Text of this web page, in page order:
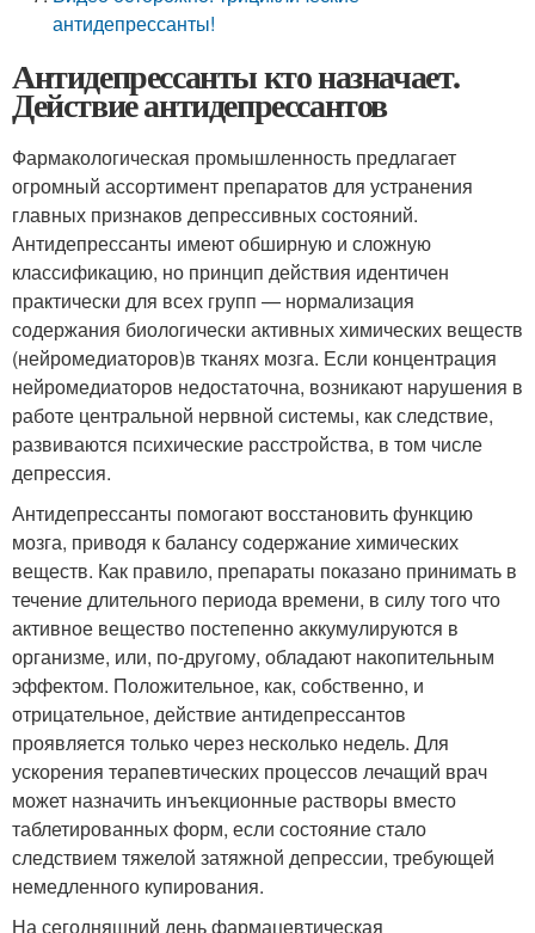
антидепрессанты!
Антидепрессанты кто назначает.
Действие антидепрессантов
Фармакологическая промышленность предлагает
огромный ассортимент препаратов для устранения
главных признаков депрессивных состояний.
Антидепрессанты имеют обширную и сложную
классификацию, но принцип действия идентичен
практически для всех групп — нормализация
содержания биологически активных химических веществ
(нейромедиаторов)в тканях мозга. Если концентрация
нейромедиаторов недостаточна, возникают нарушения в
работе центральной нервной системы, как следствие,
развиваются психические расстройства, в том числе
депрессия.
Антидепрессанты помогают восстановить функцию
мозга, приводя к балансу содержание химических
веществ. Как правило, препараты показано принимать в
течение длительного периода времени, в силу того что
активное вещество постепенно аккумулируются в
организме, или, по-другому, обладают накопительным
эффектом. Положительное, как, собственно, и
отрицательное, действие антидепрессантов
проявляется только через несколько недель. Для
ускорения терапевтических процессов лечащий врач
может назначить инъекционные растворы вместо
таблетированных форм, если состояние стало
следствием тяжелой затяжной депрессии, требующей
немедленного купирования.
На сегодняшний день фармацевтическая